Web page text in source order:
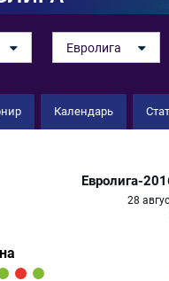
Евролига
Календарь
Евролига-
28